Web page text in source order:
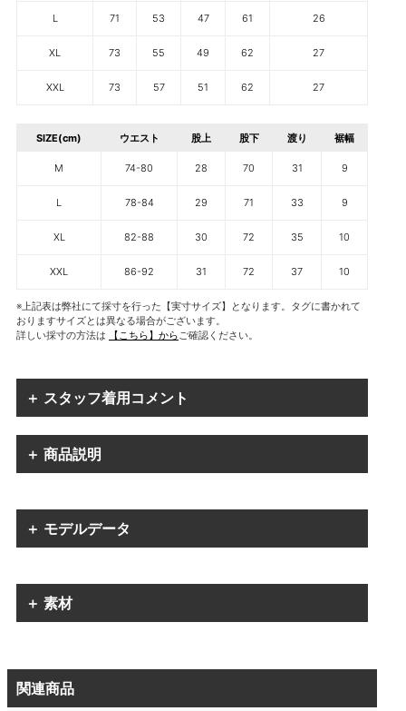
L 71 53 47 61 26
XL 73 55 49 62 27
XXL 73 57 51 62 27
SIZE(cm) ウエスト 股上 股下 渡り 裾幅
M 74-80 28 70 31 9
L 78-84 29 71 33 9
XL 82-88 30 72 35 10
XXL 86-92 31 72 37 10
※上記表は弊社にて採寸を行った【実寸サイズ】となります。タグに書かれて
おりますサイズとは異なる場合がございます。
詳しい採寸の方法は
【こちら】からご確認ください。
＋ スタッフ着用コメント
＋ 商品説明
＋ モデルデータ
＋ 素材
関連商品